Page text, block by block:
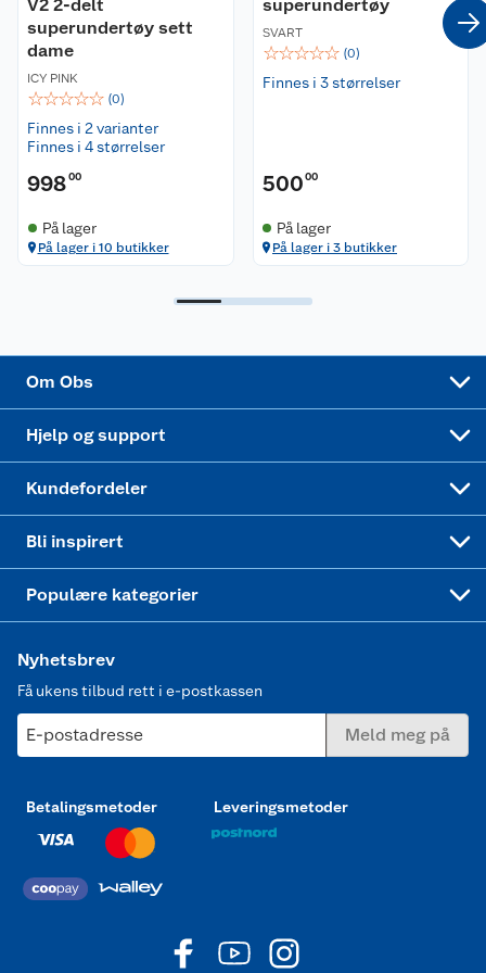
V2 2-delt
superundertøy sett
dame
ICY PINK
☆☆☆☆☆ (0)
Finnes i 2 varianter
Finnes i 4 størrelser
99800
På lager
På lager i 10 butikker
superundertøy
SVART
☆☆☆☆☆ (0)
Finnes i 3 størrelser
500 00
På lager
På lager i 3 butikker
Om Obs
Coop kjeder
Ledige stillinger
Bærekraft
Samvirkelag
Hjelp og support
Betalingsalternativer
Leveringsalternativer
Pakkesporing
Kjøpsvilkår
Kundefordeler
Åpent kjøp
Coop medlem
Klikk og hent
Bli inspirert
Festdrakter til hele familien
Populære kategorier
Hagemøbler og utemøbler
Nyhetsbrev
Få ukens tilbud rett i e-postkassen
E-postadresse Meld meg på
Betalingsmetoder Leveringsmetoder